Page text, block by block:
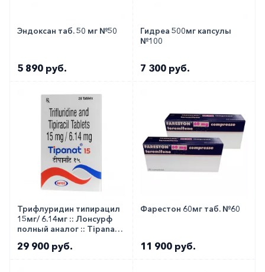
Эндоксан таб. 50 мг №50
5 890 руб.
Гидреа 500мг капсулы
№100
7 300 руб.
Трифлуридин типирацил
15мг/ 6.14мг :: Лонсурф
полный аналог :: Tipanat
29 900 руб.
Фарестон 60мг таб. №60
11 900 руб.